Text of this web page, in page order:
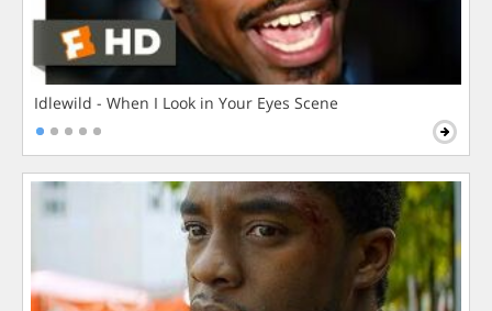
Idlewild - When I Look in Your Eyes Scene